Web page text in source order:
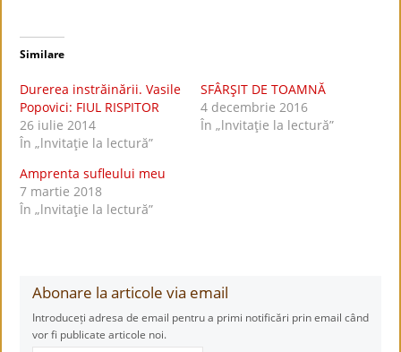
Similare
Durerea instrăinării. Vasile
Popovici: FIUL RISPITOR
26 iulie 2014
În „lnvitaţie la lectură”
SFÂRŞIT DE TOAMNĂ
4 decembrie 2016
În „lnvitaţie la lectură”
Amprenta sufleului meu
7 martie 2018
În „lnvitaţie la lectură”
Abonare la articole via email
Introduceți adresa de email pentru a primi notificări prin email când
vor fi publicate articole noi.